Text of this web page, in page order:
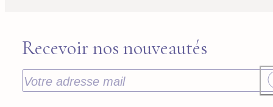
Recevoir nos nouveautés